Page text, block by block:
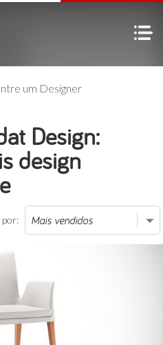
um Designer
Design:
design
por: